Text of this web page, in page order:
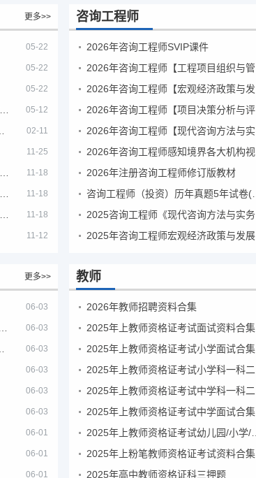
更多>>
05-22
05-22
05-22
05-12
02-11
11-25
11-18
11-18
11-18
11-12
咨询工程师
2026年咨询工程师SVIP课件
2026年注册咨询工程师修订版教材
更多>>
06-03
06-03
06-03
06-03
06-03
06-03
06-01
06-01
06-01
教师
2026年教师招聘资料合集
2025年上教师资格证考试面试资料合集
2025年上教师资格证考试小学面试合集
2025年上教师资格证考试中学面试合集
2025年上粉笔教师资格证考试资料合集
2025年高中教师资格证科三押题